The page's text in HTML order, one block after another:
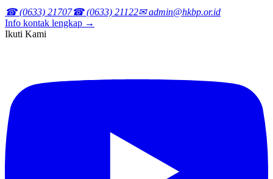
☎ (0633) 21707☎ (0633) 21122✉ admin@hkbp.or.id
Info kontak lengkap →
Ikuti Kami